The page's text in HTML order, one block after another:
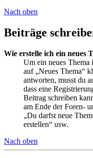
Nach oben
Beiträge
Wie erstelle ich ein neues
Um ein neues Thema
auf „Neues Thema“
antworten, musst du
dass eine
Beitrag schreiben
am Ende der Foren-
„Du darfst neue
erstellen“ usw.
Nach oben